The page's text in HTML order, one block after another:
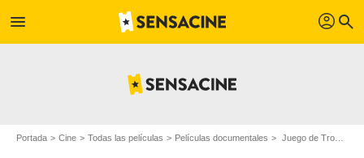
menu profil search
Portada Cine Todas las películas Películas documentales Juego de Tronos: La última guardia